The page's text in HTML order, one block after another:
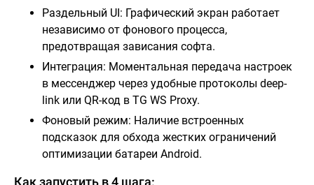
Раздельный UI: Графический экран работает
независимо от фонового процесса,
предотвращая зависания софта.
Интеграция: Моментальная передача настроек
в мессенджер через удобные протоколы deep-
link или QR-код в TG WS Proxy.
Фоновый режим: Наличие встроенных
подсказок для обхода жестких ограничений
оптимизации батареи Android.
Как запустить в 4 шага: